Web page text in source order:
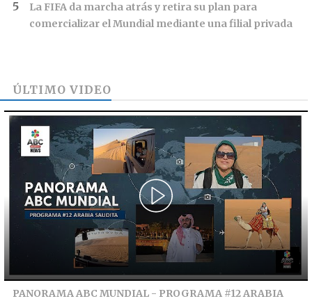
La FIFA da marcha atrás y retira su plan para
comercializar el Mundial mediante una filial privada
ÚLTIMO VIDEO
PANORAMA ABC MUNDIAL - PROGRAMA #12 ARABIA